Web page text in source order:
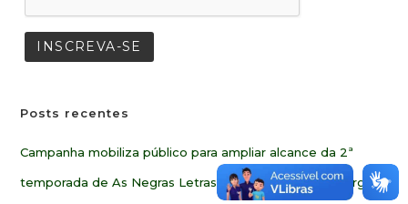
Posts recentes
Campanha mobiliza público para ampliar alcance da 2ª
temporada de As Negras Letras de Oswaldo de Camargo